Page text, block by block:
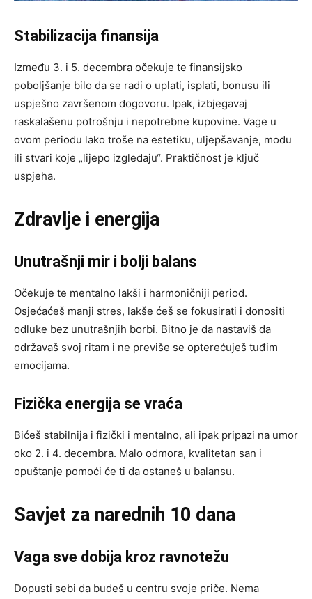
Stabilizacija finansija
Između 3. i 5. decembra očekuje te finansijsko
poboljšanje bilo da se radi o uplati, isplati, bonusu ili
uspješno završenom dogovoru. Ipak, izbjegavaj
raskalašenu potrošnju i nepotrebne kupovine. Vage u
ovom periodu lako troše na estetiku, uljepšavanje, modu
ili stvari koje „lijepo izgledaju“. Praktičnost je ključ
uspjeha.
Zdravlje i energija
Unutrašnji mir i bolji balans
Očekuje te mentalno lakši i harmoničniji period.
Osjećaćeš manji stres, lakše ćeš se fokusirati i donositi
odluke bez unutrašnjih borbi. Bitno je da nastaviš da
održavaš svoj ritam i ne previše se opterećuješ tuđim
emocijama.
Fizička energija se vraća
Bićeš stabilnija i fizički i mentalno, ali ipak pripazi na umor
oko 2. i 4. decembra. Malo odmora, kvalitetan san i
opuštanje pomoći će ti da ostaneš u balansu.
Savjet za narednih 10 dana
Vaga sve dobija kroz ravnotežu
Dopusti sebi da budeš u centru svoje priče. Nema